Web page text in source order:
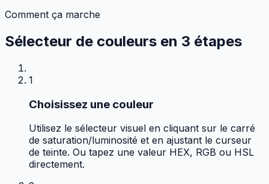
Comment ça marche
Sélecteur de couleurs en 3 étapes
1
Choisissez une couleur
Utilisez le sélecteur visuel en cliquant sur le carré
de saturation/luminosité et en ajustant le curseur
de teinte. Ou tapez une valeur HEX, RGB ou HSL
directement.